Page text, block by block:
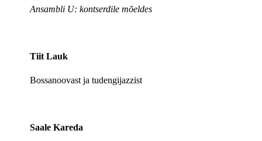
Ansambli U: kontserdile mõeldes
Tiit Lauk
Bossanoovast ja tudengijazzist
Saale Kareda